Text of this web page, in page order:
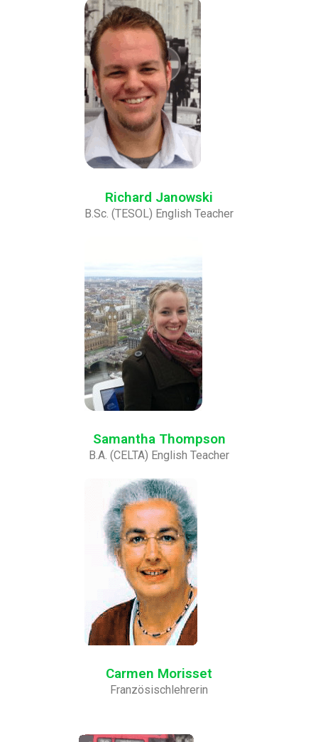
Richard Janowski
B.Sc. (TESOL) English Teacher
Samantha Thompson
B.A. (CELTA) English Teacher
Carmen Morisset
Französischlehrerin